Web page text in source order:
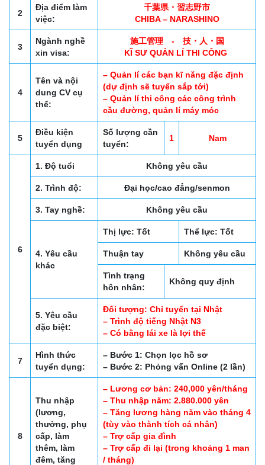
2
Địa điểm làm
việc:
千葉県・習志野市
CHIBA – NARASHINO
3
Ngành nghề
xin visa:
施工管理 - 技・人・国
KĨ SƯ QUẢN LÍ THI CÔNG
4
Tên và nội
dung CV cụ
thể:
– Quản lí các bạn kĩ năng đặc định
(dự định sẽ tuyển sắp tới)
– Quản lí thi công các công trình
cầu đường, quản lí máy móc
5
Điều kiện
tuyển dụng
Số lượng cần
tuyển:
1 Nam
6
1. Độ tuổi Không yêu cầu
2. Trình độ: Đại học/cao đẳng/senmon
3. Tay nghề: Không yêu cầu
4. Yêu cầu
khác
Thị lực: Tốt Thể lực: Tốt
Thuận tay Không yêu cầu
Tình trạng
hôn nhân:
Không quy định
5. Yêu cầu
đặc biệt:
Đối tượng: Chỉ tuyển tại Nhật
– Trình độ tiếng Nhật N3
– Có bằng lái xe là lợi thế
7
Hình thức
tuyển dụng:
– Bước 1: Chọn lọc hồ sơ
– Bước 2: Phỏng vấn Online (2 lần)
8
Thu nhập
(lương,
thưởng, phụ
cấp, làm
thêm, làm
đêm, tăng
– Lương cơ bản: 240,000 yên/tháng
– Thu nhập năm: 2.880.000 yên
– Tăng lương hàng năm vào tháng 4
(tùy vào thành tích cá nhân)
– Trợ cấp gia đình
– Trợ cấp đi lại (trong khoảng 1 man
/ tháng)